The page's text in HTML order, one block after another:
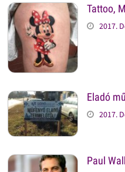
Tattoo,
2017.
Eladó
2017.
Paul